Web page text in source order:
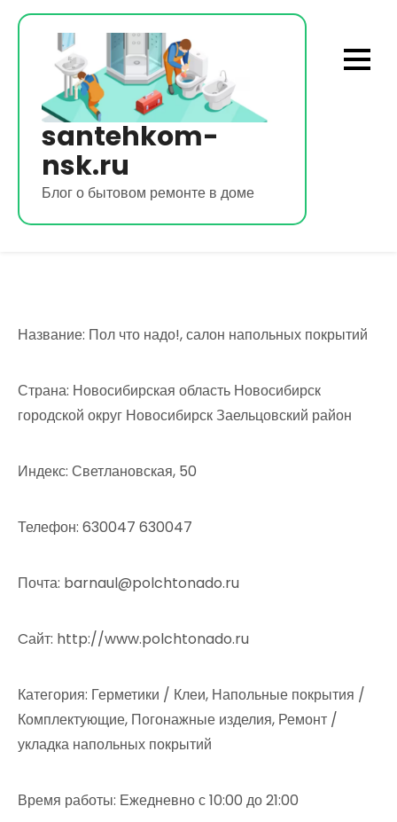
Перейти
содержимому
santehkom-
nsk.ru
Блог о бытовом ремонте в доме
Название: Пол что надо!, салон напольных покрытий
Страна: Новосибирская область Новосибирск
городской округ Новосибирск Заельцовский район
Индекс: Светлановская, 50
Телефон: 630047 630047
Почта: barnaul@polchtonado.ru
Cайт: http://www.polchtonado.ru
Категория: Герметики / Клеи, Напольные покрытия /
Комплектующие, Погонажные изделия, Ремонт /
укладка напольных покрытий
Время работы: Ежедневно с 10:00 до 21:00